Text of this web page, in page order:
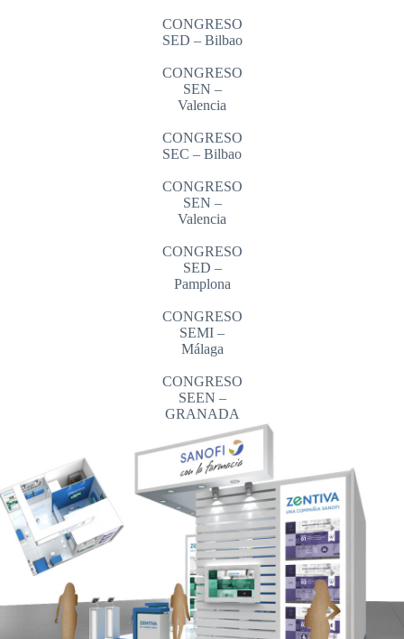
CONGRESO
SED – Bilbao
CONGRESO
SEN –
Valencia
CONGRESO
SEC – Bilbao
CONGRESO
SEN –
Valencia
CONGRESO
SED –
Pamplona
CONGRESO
SEMI –
Málaga
CONGRESO
SEEN –
GRANADA